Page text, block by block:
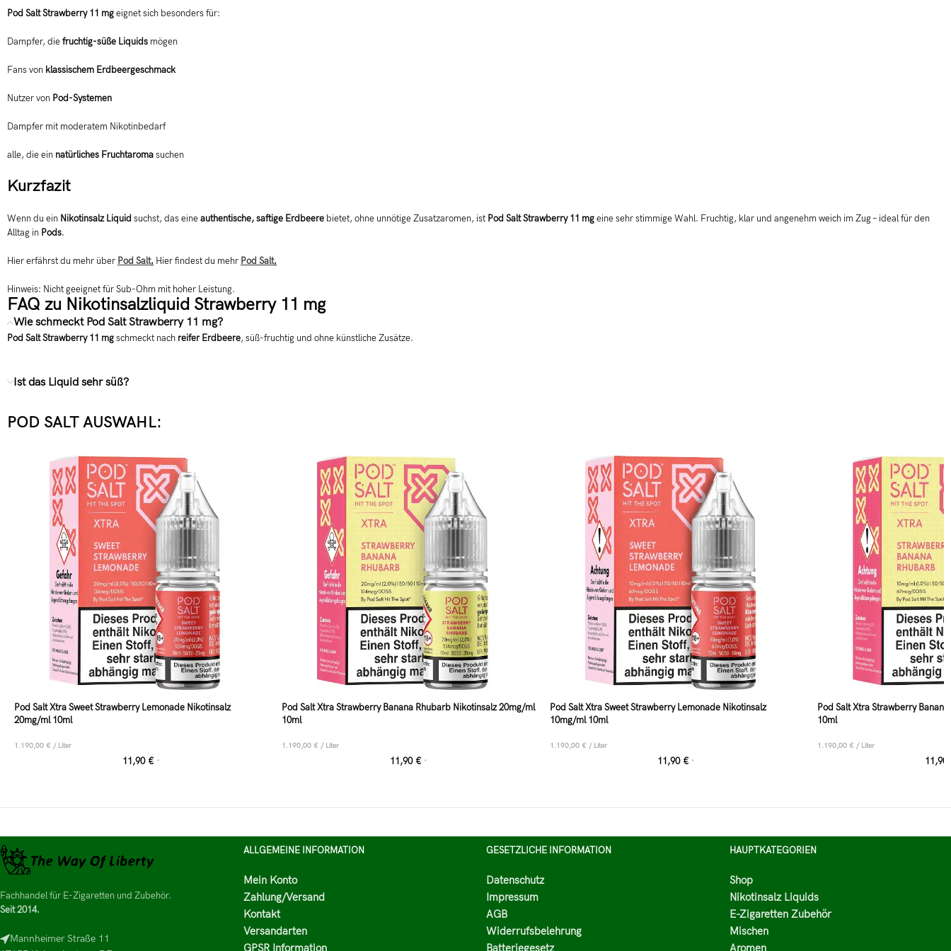
Pod Salt Strawberry 11 mgeignet sich besonders für:
Dampfer, diefruchtig-süße Liquids mögen
Fans von klassischem Erdbeergeschmack
Nutzer von Pod-Systemen
Dampfer mit moderatem Nikotinbedarf
alle, die ein natürliches Fruchtaromasuchen
Kurzfazit
Wenn du ein Nikotinsalz Liquid suchst, das eineauthentische, saftige Erdbeere bietet, ohne unnötige Zusatzaromen, ist Pod Salt Strawberry 11 mgeine sehr stimmige Wahl. Fruchtig, klar und angenehm weich im Zug – ideal für den
Alltag in Pods.
Hier erfährst du mehr über Pod Salt. Hier findest du mehr Pod Salt.
Hinweis: Nicht geeignet für Sub-Ohm mit hoher Leistung.
FAQ zu Nikotinsalzliquid Strawberry 11 mg
Wie schmeckt Pod Salt Strawberry 11 mg?
Pod Salt Strawberry 11 mgschmeckt nach reifer Erdbeere, süß-fruchtig und ohne künstliche Zusätze.
Ist das Liquid sehr süß?
POD SALT AUSWAHL:
Pod Salt Xtra Sweet Strawberry Lemonade Nikotinsalz
20mg/ml 10ml
1.190,00 € / Liter
11,90 € *
Pod Salt Xtra Strawberry Banana Rhubarb Nikotinsalz 20mg/ml
10ml
1.190,00 € / Liter
11,90 € *
Pod Salt Xtra Sweet Strawberry Lemonade Nikotinsalz
10mg/ml 10ml
1.190,00 € / Liter
11,90 € *
Pod Salt Xtra Strawberry
10ml
1.190,00 € / Liter
11,90
Fachhandel für E-Zigaretten und Zubehör.
Seit 2014.
Mannheimer Straße 11
ALLGEMEINE INFORMATION
Mein Konto
Zahlung/Versand
Kontakt
Versandarten
GPSR Information
GESETZLICHE INFORMATION
Datenschutz
Impressum
AGB
Widerrufsbelehrung
Batteriegesetz
HAUPTKATEGORIEN
Shop
Nikotinsalz Liquids
E-Zigaretten Zubehör
Mischen
Aromen